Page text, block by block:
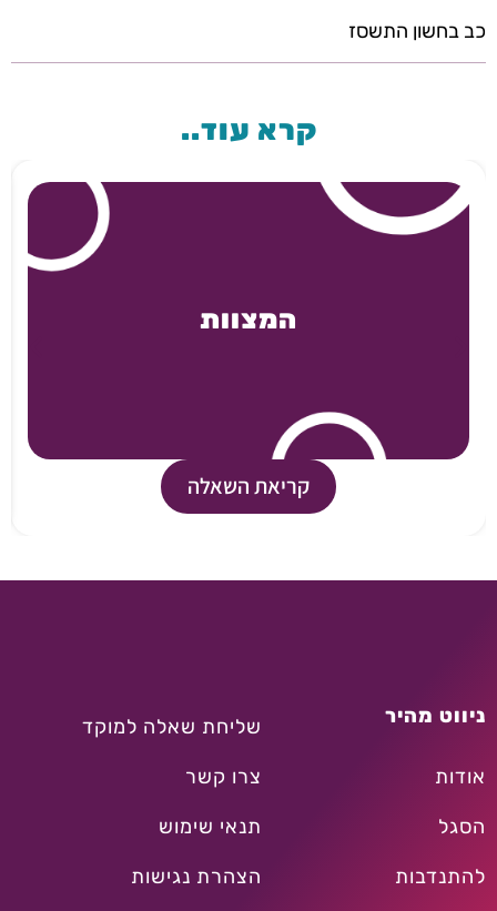
כב בחשון התשסז
קרא עוד..
המצוות
קריאת השאלה
ניווט מהיר
אודות
הסגל
להתנדבות
שליחת שאלה למוקד
צרו קשר
תנאי שימוש
הצהרת נגישות